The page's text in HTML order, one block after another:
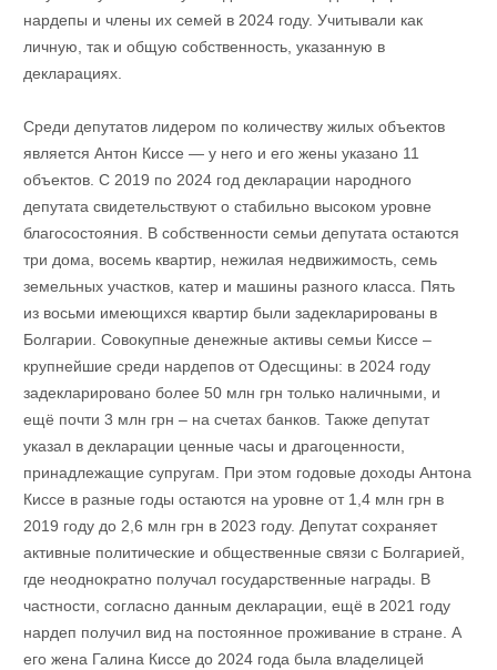
нардепы и члены их семей в 2024 году. Учитывали как
личную, так и общую собственность, указанную в
декларациях.
Среди депутатов лидером по количеству жилых объектов
является Антон Киссе — у него и его жены указано 11
объектов. С 2019 по 2024 год декларации народного
депутата свидетельствуют о стабильно высоком уровне
благосостояния. В собственности семьи депутата остаются
три дома, восемь квартир, нежилая недвижимость, семь
земельных участков, катер и машины разного класса. Пять
из восьми имеющихся квартир были задекларированы в
Болгарии. Совокупные денежные активы семьи Киссе –
крупнейшие среди нардепов от Одесщины: в 2024 году
задекларировано более 50 млн грн только наличными, и
ещё почти 3 млн грн – на счетах банков. Также депутат
указал в декларации ценные часы и драгоценности,
принадлежащие супругам. При этом годовые доходы Антона
Киссе в разные годы остаются на уровне от 1,4 млн грн в
2019 году до 2,6 млн грн в 2023 году. Депутат сохраняет
активные политические и общественные связи с Болгарией,
где неоднократно получал государственные награды. В
частности, согласно данным декларации, ещё в 2021 году
нардеп получил вид на постоянное проживание в стране. А
его жена Галина Киссе до 2024 года была владелицей